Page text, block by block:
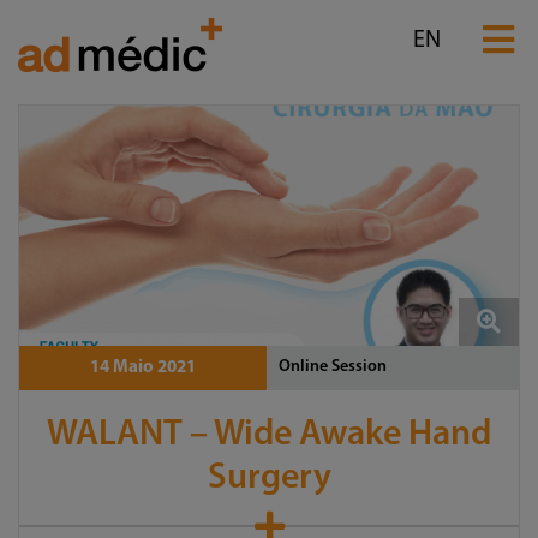
EN
14 Maio 2021 Online Session
WALANT – Wide Awake Hand
Surgery